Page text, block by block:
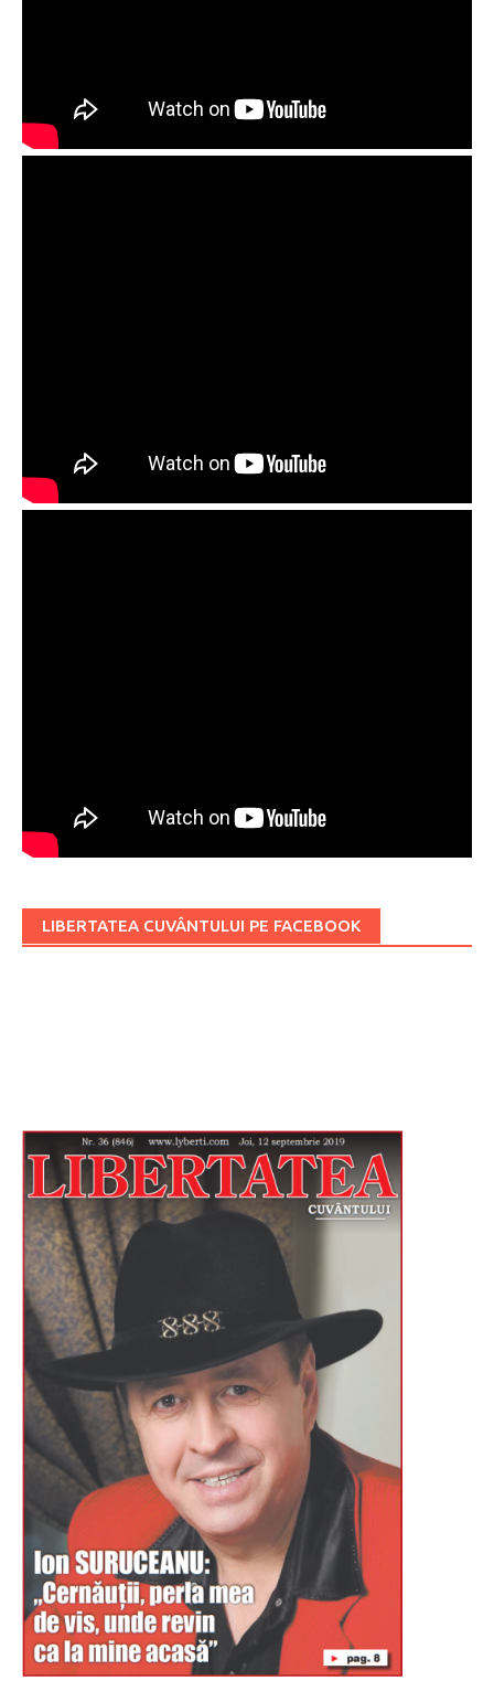
LIBERTATEA CUVÂNTULUI PE FACEBOOK